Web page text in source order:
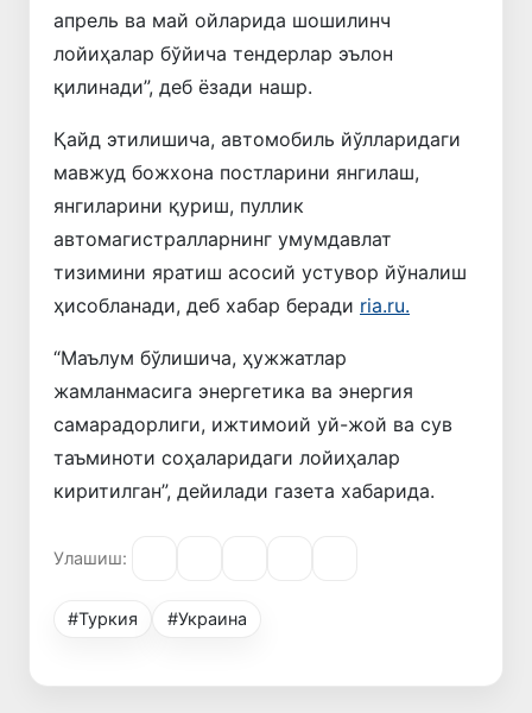
апрель ва май ойларида шошилинч
лойиҳалар бўйича тендерлар эълон
қилинади”, деб ёзади нашр.
Қайд этилишича, автомобиль йўлларидаги
мавжуд божхона постларини янгилаш,
янгиларини қуриш, пуллик
автомагистралларнинг умумдавлат
тизимини яратиш асосий устувор йўналиш
ҳисобланади, деб хабар беради ria.ru.
“Маълум бўлишича, ҳужжатлар
жамланмасига энергетика ва энергия
самарадорлиги, ижтимоий уй-жой ва сув
таъминоти соҳаларидаги лойиҳалар
киритилган”, дейилади газета хабарида.
Улашиш:
#Туркия #Украина